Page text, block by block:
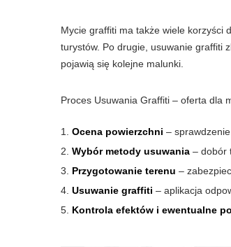
Mycie graffiti ma także wiele korzyści
turystów. Po drugie, usuwanie graffiti
pojawią się kolejne malunki.
Proces Usuwania Graffiti – oferta dla
Ocena powierzchni –
Wybór metody usuwania – dobór
Przygotowanie terenu –
Usuwanie graffiti – aplikacja
Kontrola efektów i ewentualne